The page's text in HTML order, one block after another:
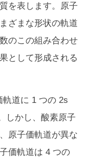
を表します。原子
ざまな形状の軌道
のこの組み合わせ
として形成される
道に 1 つの 2s
しかし、酸素原子
原子価軌道が異な
価軌道は 4 つの